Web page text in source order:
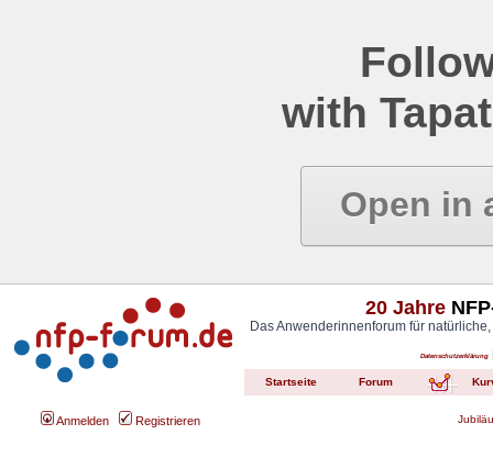
with
Open in
20 Jahre
Das Anwenderinnenforum für
Datenschutzerklärung
Startseite Forum
Anmelden Registrieren